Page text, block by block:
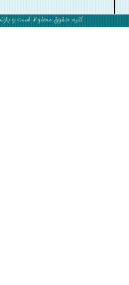
کلیه حقوق محفوظ است و بازنشر